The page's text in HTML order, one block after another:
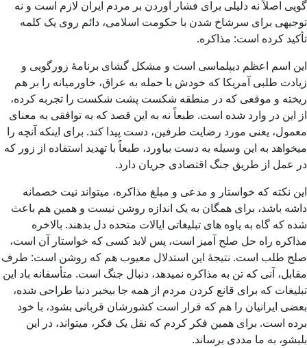
گویی اصلاً نه دلیلی برای فشار آوردن بر مردم ایران لازم است و نه
توجیهی برای سرشاخ شدن با حکومت اسلامی، دائم روی یک کلمه
تأکید کرده است: مذاکره.
این اسم اعظم دیپلماسی است و مشکل گشای برنامۀ زورگویی و
زیادت طلبی آمریکا که خودش با حمله به عراق، خاورمیانه را بر هم
ریخته و موقعی که در منطقه شکست پشت شکست را تجربه کرده،
از این در وارد شده است. طبعاً نه به این قصد که به توافقی به معنای
معمول، یعنی مورد رضایت طرفین، دست پیدا کند. برای اینکه آنچه را
میخواهد به این وسیله به دست بیاورد، طبعاً با تهدید استفاده از زور که
در عمل از طریق جنگ اقتصادی جریان دارد.
این نکته که خواستار و مدعی و مبلغ مذاکره، میتواند نیت خصمانه
داشه باشد، برای همگان به یک اندازه روشن نیست و همین هم باعث
شده که گاه به یاوه های تبلیغاتی ایالات متحده دل بدهند. بالاخره
مذاکره راه حل صلح آمیز است، پس لابد کسی که خواستار آن است،
صلح طلب است. نتیجۀ این استدلال معیوب هم که روشن است: طرف
مقابل، آنی که تن به مذاکره نمیدهد، دنبال جنگ است. متأسفانه باد این
تبلیغات که برای قانع کردن مردم از همه جا بیخبر دنیا طراحی شده،
بعضی ایرانیان را هم که قرار است کشورشان قربانی بشود، با خود
برده است. برای همین فکر کردم که نقل یک فکر، میتواند، در این
بلبشو، به ما مددی برساند.